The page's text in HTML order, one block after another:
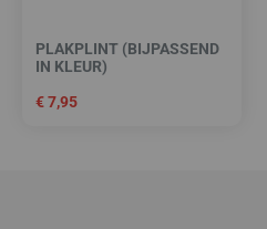
PLAKPLINT (BIJPASSEND
IN KLEUR)
€7,95